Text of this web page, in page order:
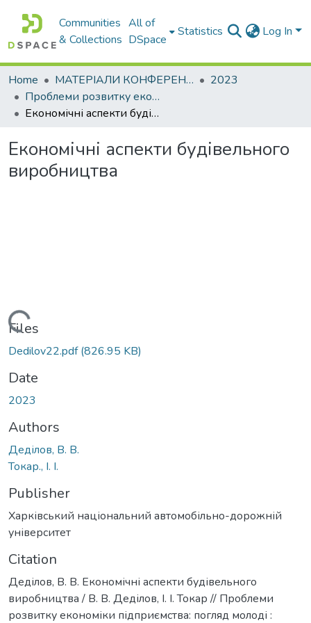
Communities
& Collections
All of
DSpace
Statistics Log In
Home МАТЕРІАЛИ КОНФЕРЕНЦІЙ
2023
Проблеми розвитку економіки підприємства: погляд молоді
Економічні аспекти будівельного виробництва
Економічні аспекти будівельного
виробництва
Loading...
Files
Dedilov22.pdf(826.95 KB)
Date
2023
Authors
Деділов, В. В.
Токар., І. І.
Publisher
Харківський національний автомобільно-дорожній
університет
Citation
Деділов, В. В. Економічні аспекти будівельного
виробництва / В. В. Деділов, І. І. Токар // Проблеми
розвитку економіки підприємства: погляд молоді :